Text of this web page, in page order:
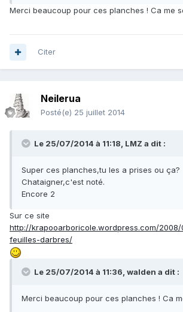
Merci beaucoup pour ces planches ! Ca me
Citer
Neilerua
Posté(e) 25 juillet 2014
Le 25/07/2014 à 11:18, LMZ a dit :
Super ces planches,tu les a prises ou ça?
Chataigner,c'est noté.
Encore 2
Sur ce site
http://krapooarboricole.wordpress.com/
feuilles-darbres/
Le 25/07/2014 à 11:36, walden a dit :
Merci beaucoup pour ces planches ! Ca